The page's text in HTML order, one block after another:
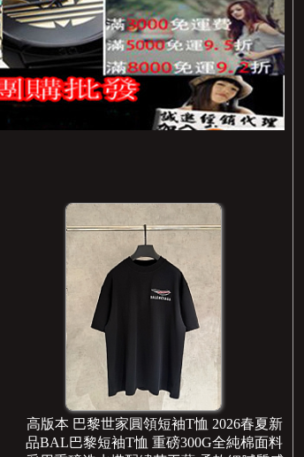
高版本 巴黎世家圓領短袖T恤 2026春夏新
品BAL巴黎短袖T恤 重磅300G全純棉面料